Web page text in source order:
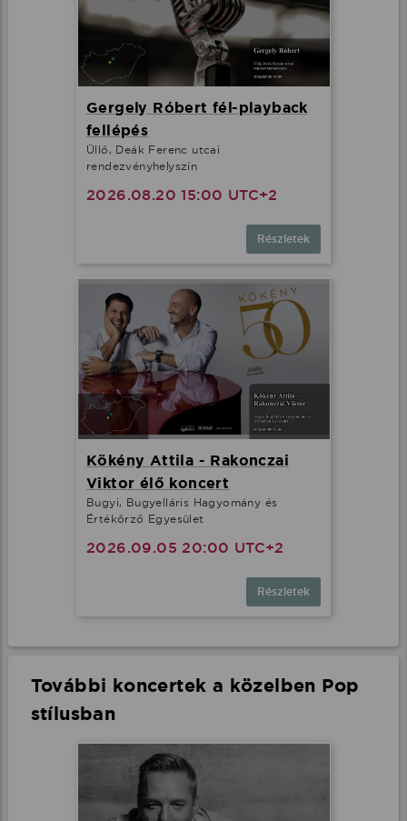
Gergely Róbert fél-playback
fellépés
Üllő, Deák Ferenc utcai
rendezvényhelyszín
2026.08.20 15:00 UTC+2
Részletek
Kökény Attila - Rakonczai
Viktor élő koncert
Bugyi, Bugyelláris Hagyomány és
Értékőrző Egyesület
2026.09.05 20:00 UTC+2
Részletek
További koncertek a közelben Pop
stílusban